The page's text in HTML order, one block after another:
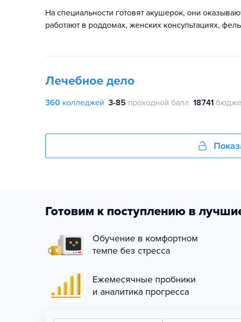
На специальности готовят акушерок, они
работают в роддомах, женских консультациях,
Лечебное дело
360 колледжей 3-85 проходной балл 18741
Готовим к поступлению в
Обучение в комфортном
темпе без стресса
Ежемесячные пробники
и аналитика прогресса